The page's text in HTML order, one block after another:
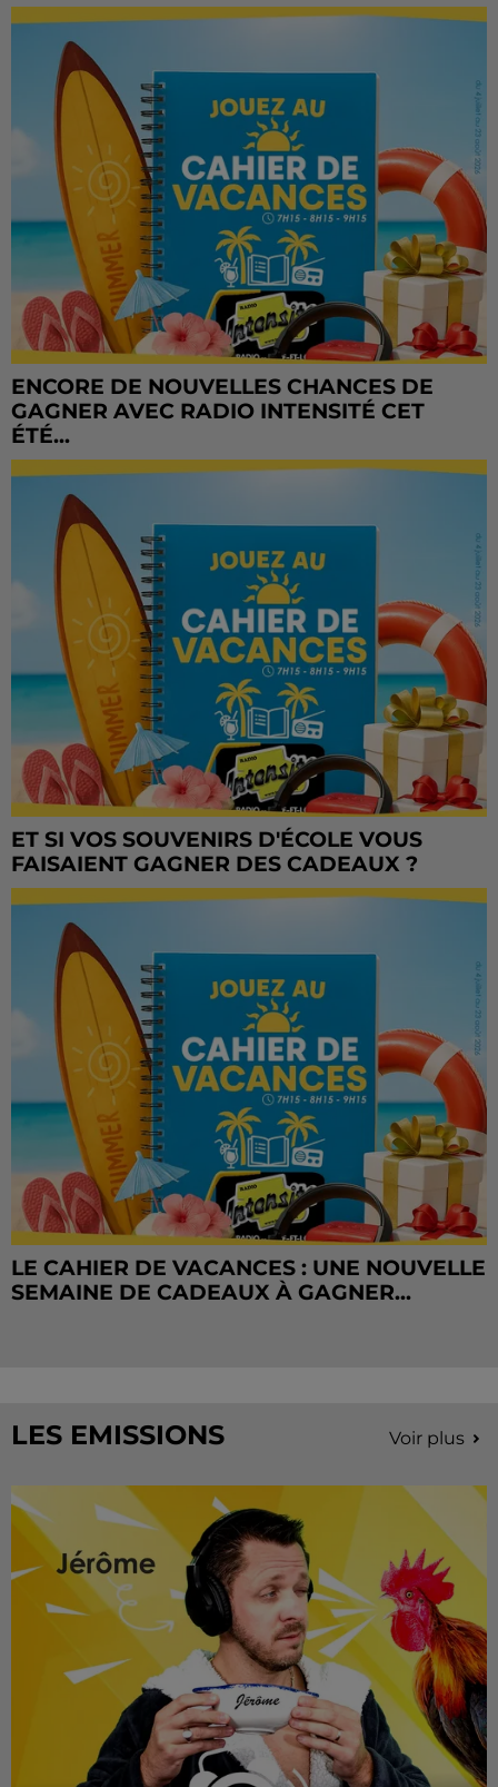
ENCORE DE NOUVELLES CHANCES DE
GAGNER AVEC RADIO INTENSITÉ CET
ÉTÉ...
ET SI VOS SOUVENIRS D'ÉCOLE VOUS
FAISAIENT GAGNER DES CADEAUX ?
LE CAHIER DE VACANCES : UNE NOUVELLE
SEMAINE DE CADEAUX À GAGNER...
LES EMISSIONS Voir plus